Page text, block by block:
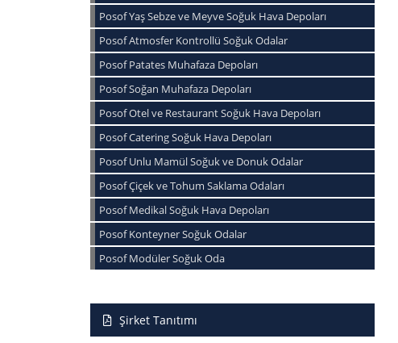
Posof Yaş Sebze ve Meyve Soğuk Hava Depoları
Posof Atmosfer Kontrollü Soğuk Odalar
Posof Patates Muhafaza Depoları
Posof Soğan Muhafaza Depoları
Posof Otel ve Restaurant Soğuk Hava Depoları
Posof Catering Soğuk Hava Depoları
Posof Unlu Mamül Soğuk ve Donuk Odalar
Posof Çiçek ve Tohum Saklama Odaları
Posof Medikal Soğuk Hava Depoları
Posof Konteyner Soğuk Odalar
Posof Modüler Soğuk Oda
Şirket Tanıtımı